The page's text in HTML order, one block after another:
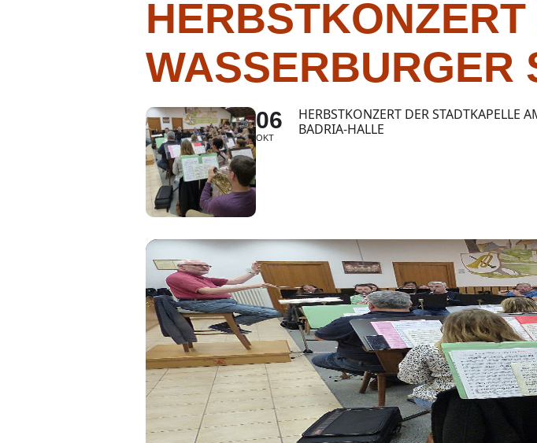
HERBSTKONZERT
WASSERBURGER
06
OKT
HERBSTKONZERT DER STADTKAPELLE
BADRIA-HALLE